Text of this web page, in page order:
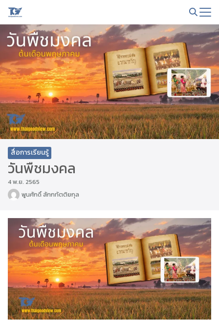
Skip
contentSearch
for:
สื่อการเรียนรู้
วันพืชมงคล
4 พ.ย. 2565
พูนศักดิ์ สักกทัตติยกุล